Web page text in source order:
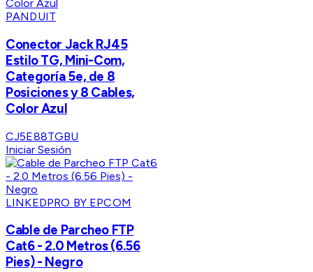
PANDUIT
Conector Jack RJ45
Estilo TG, Mini-Com,
Categoría 5e, de 8
Posiciones y 8 Cables,
Color Azul
CJ5E88TGBU
Iniciar Sesión
LINKEDPRO BY EPCOM
Cable de Parcheo FTP
Cat6 - 2.0 Metros (6.56
Pies) - Negro